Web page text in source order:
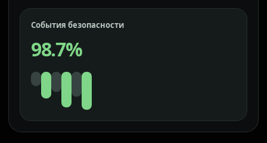
События безопасности
98.7%